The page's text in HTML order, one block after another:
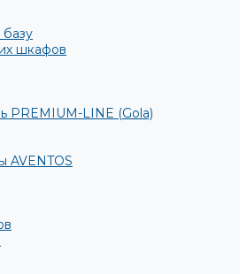
шкафов
PREMIUM-LINE (Gola)
AVENTOS